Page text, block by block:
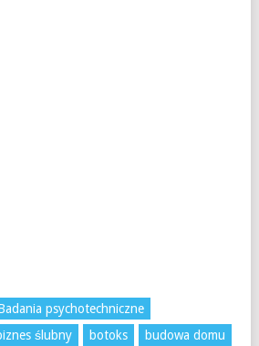
psychotechniczne
ślubny botoks
budowa domu